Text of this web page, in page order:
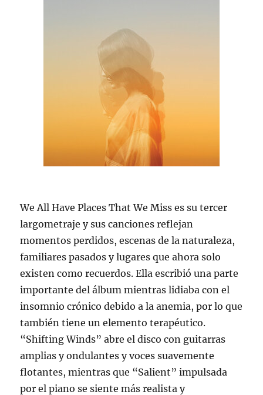
We All Have Places That We Miss es su tercer
largometraje y sus canciones reflejan
momentos perdidos, escenas de la naturaleza,
familiares pasados y lugares que ahora solo
existen como recuerdos. Ella escribió una parte
importante del álbum mientras lidiaba con el
insomnio crónico debido a la anemia, por lo que
también tiene un elemento terapéutico.
“Shifting Winds” abre el disco con guitarras
amplias y ondulantes y voces suavemente
flotantes, mientras que “Salient” impulsada
por el piano se siente más realista y